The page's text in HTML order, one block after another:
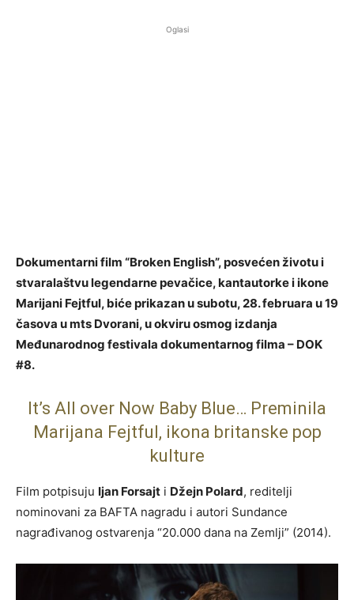
Oglasi
Dokumentarni film “Broken English”, posvećen životu i
stvaralaštvu legendarne pevačice, kantautorke i ikone
Marijani Fejtful, biće prikazan u subotu, 28. februara u 19
časova u mts Dvorani, u okviru osmog izdanja
Međunarodnog festivala dokumentarnog filma – DOK
#8.
It’s All over Now Baby Blue… Preminila
Marijana Fejtful, ikona britanske pop
kulture
Film potpisuju Ijan Forsajt i Džejn Polard, reditelji
nominovani za BAFTA nagradu i autori Sundance
nagrađivanog ostvarenja “20.000 dana na Zemlji” (2014).